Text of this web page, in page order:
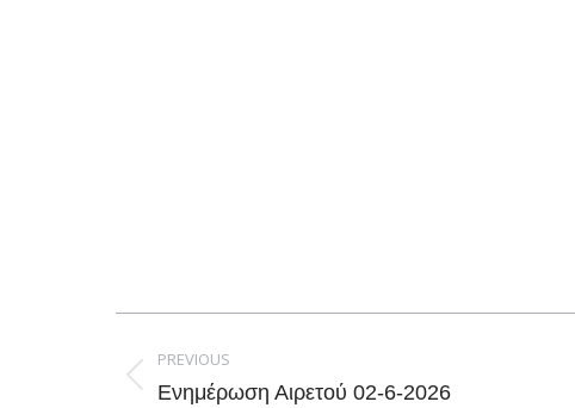
navigation
PREVIOUS
Previous
Ενημέρωση Αιρετού 02-6-2026